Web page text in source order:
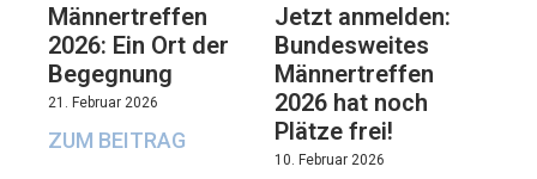
Männertreffen
2026: Ein Ort der
Begegnung
21. Februar 2026
ZUM BEITRAG
Jetzt anmelden:
Bundesweites
Männertreffen
2026 hat noch
Plätze frei!
10. Februar 2026